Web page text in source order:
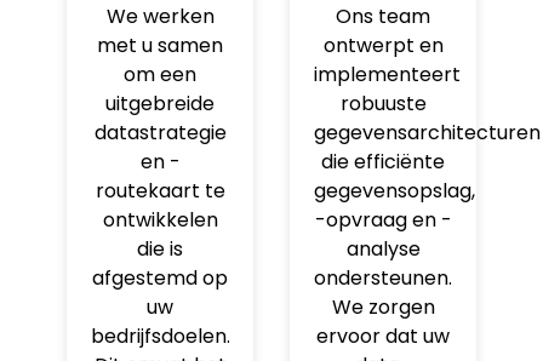
We werken
met u samen
om een
uitgebreide
datastrategie
en -
routekaart te
ontwikkelen
die is
afgestemd op
uw
bedrijfsdoelen.
Ons team
ontwerpt en
implementeert
robuuste
gegevensarchitecturen
die efficiënte
gegevensopslag,
-opvraag en -
analyse
ondersteunen.
We zorgen
ervoor dat uw